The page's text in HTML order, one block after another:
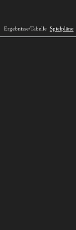
Ergebnisse/Tabelle Spielpläne